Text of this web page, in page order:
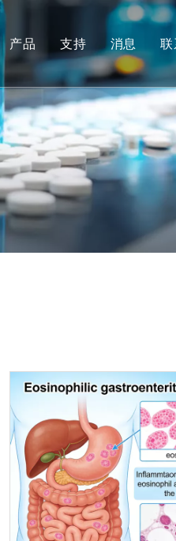
产品
非人类灵长类动物 (NHP) 模
啮齿动物模型
人体组织和离体模型
综合疗效评价
转化医学和生物标志物
IND 提交支持
支持
服务
常问问题
客户评价
消息